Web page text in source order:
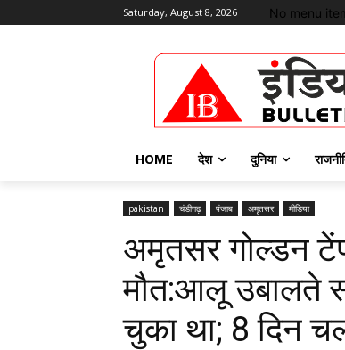
Saturday, August 8, 2026 No menu
HOME देश दुनिया
pakistan चंडीगढ़ पंजाब अमृतसर मीडिया
अमृतसर गोल्डन
मौत:आलू उबालते
चुका था; 8 दिन